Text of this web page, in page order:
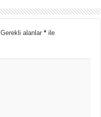
Gerekli alanlar* ile